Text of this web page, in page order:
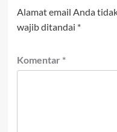
Alamat email Anda
wajib ditandai *
Komentar *